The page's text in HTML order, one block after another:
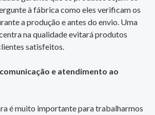
à fábrica como eles verificam os
a produção e antes do envio. Uma
na qualidade evitará produtos
satisfeitos.
e atendimento ao
é muito importante para trabalharmos